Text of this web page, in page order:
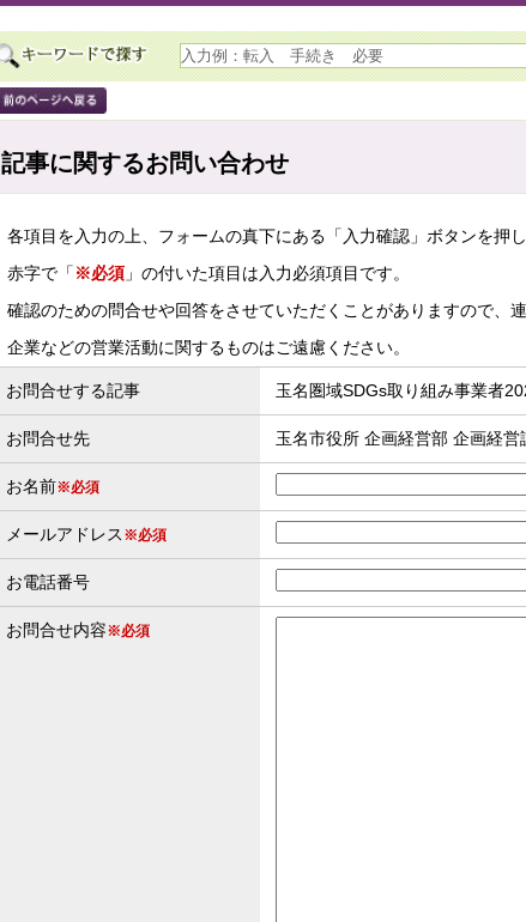
記事に関するお問い合わせ
各項目を入力の上、フォームの真下にある「入力確認」ボタンを押
赤字で「 ※必須 」の付いた項目は入力必須項目です。
確認のための問合せや回答をさせていただくことがありますので、
企業などの営業活動に関するものはご遠慮ください。
お問合せする記事 玉名圏域SDGs取り組み事業者
お問合せ先 玉名市役所 企画経営部 企画経営
お名前※必須
メールアドレス ※必須
お電話番号
お問合せ内容※必須